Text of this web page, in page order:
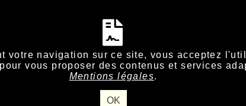
votre navigation sur ce site, vous acceptez
vous proposer des contenus et services
Mentions légales.
OK